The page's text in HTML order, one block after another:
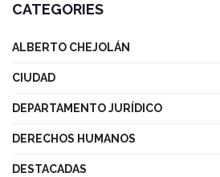
CATEGORIES
ALBERTO CHEJOLÁN
CIUDAD
DEPARTAMENTO JURÍDICO
DERECHOS HUMANOS
DESTACADAS